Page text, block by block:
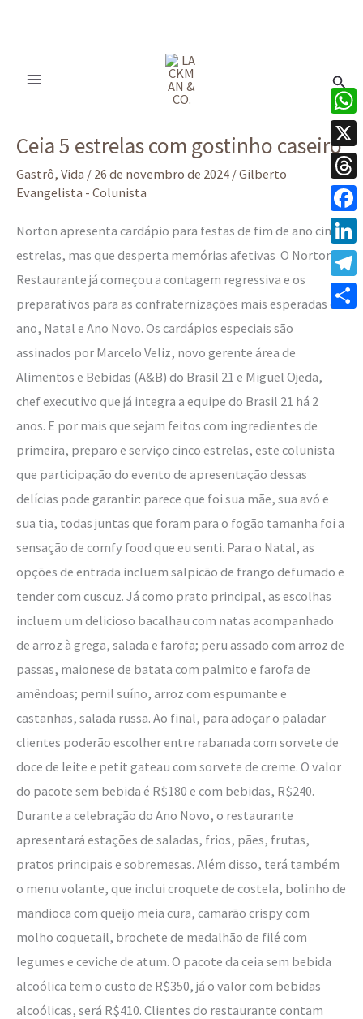
Ceia 5 estrelas com gostinho caseiro
Gastrô, Vida / 26 de novembro de 2024 /Gilberto
Evangelista - Colunista
Norton apresenta cardápio para festas de fim de ano cinco
estrelas, mas que desperta memórias afetivas O Norton
Restaurante já começou a contagem regressiva e os
preparativos para as confraternizações mais esperadas do
ano, Natal e Ano Novo. Os cardápios especiais são
assinados por Marcelo Veliz, novo gerente área de
Alimentos e Bebidas (A&B) do Brasil 21 e Miguel Ojeda,
chef executivo que já integra a equipe do Brasil 21 há 2
anos. E por mais que sejam feitos com ingredientes de
primeira, preparo e serviço cinco estrelas, este colunista
que participação do evento de apresentação dessas
delícias pode garantir: parece que foi sua mãe, sua avó e
sua tia, todas juntas que foram para o fogão tamanha foi a
sensação de comfy food que eu senti. Para o Natal, as
opções de entrada incluem salpicão de frango defumado e
tender com cuscuz. Já como prato principal, as escolhas
incluem um delicioso bacalhau com natas acompanhado
de arroz à grega, salada e farofa; peru assado com arroz de
passas, maionese de batata com palmito e farofa de
amêndoas; pernil suíno, arroz com espumante e
castanhas, salada russa. Ao final, para adoçar o paladar
clientes poderão escolher entre rabanada com sorvete de
doce de leite e petit gateau com sorvete de creme. O valor
do pacote sem bebida é R$180 e com bebidas, R$240.
Durante a celebração do Ano Novo, o restaurante
apresentará estações de saladas, frios, pães, frutas,
pratos principais e sobremesas. Além disso, terá também
o menu volante, que inclui croquete de costela, bolinho de
mandioca com queijo meia cura, camarão crispy com
molho coquetail, brochete de medalhão de filé com
legumes e ceviche de atum. O pacote da ceia sem bebida
alcoólica tem o custo de R$350, já o valor com bebidas
alcoólicas, será R$410. Clientes do restaurante contam
5
estrelas
com
X